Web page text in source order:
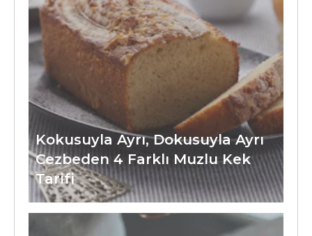
Kokusuyla Ayrı, Dokusuyla Ayrı
Cezbeden 4 Farklı Muzlu Kek
Tarifi